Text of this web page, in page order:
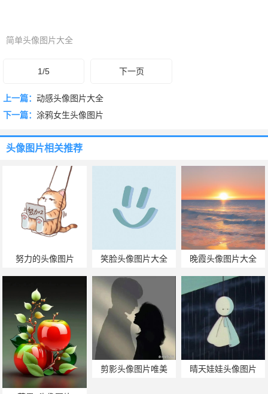
简单头像图片大全
1/5 下一页
上一篇： 动感头像图片大全
下一篇： 涂鸦女生头像图片
头像图片相关推荐
努力的头像图片 笑脸头像图片大全 晚霞头像图片大全
剪影头像图片唯美 晴天娃娃头像图片